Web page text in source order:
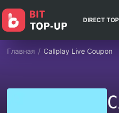
DIRECT
Главная / Callplay Live Coupon